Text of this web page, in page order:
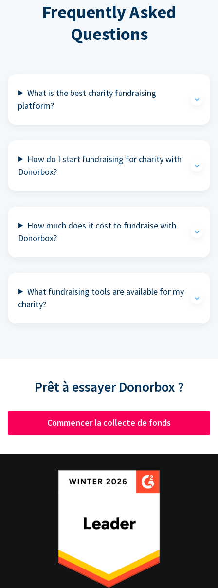
Frequently Asked
Questions
What is the best charity fundraising
platform?
How do I start fundraising for charity with
Donorbox?
How much does it cost to fundraise with
Donorbox?
What fundraising tools are available for my
charity?
Prêt à essayer Donorbox ?
Commencer la collecte de fonds